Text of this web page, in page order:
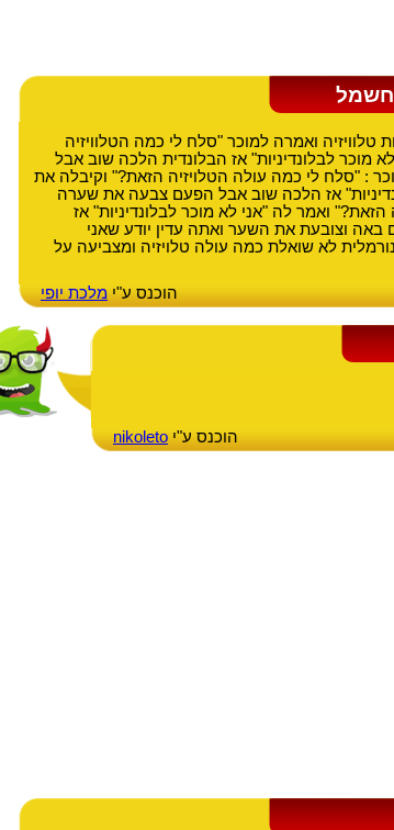
חשמל
טלוויזיה ואמרה למוכר "סלח לי כמה הטלוויזיה
מוכר לבלונדיניות" אז הבלונדית הלכה שוב אבל
: "סלח לי כמה עולה הטלויזיה הזאת?" וקיבלה את
אז הלכה שוב אבל הפעם צבעה את שערה
ואמר לה "אני לא מוכר לבלונדיניות" אז
באה וצובעת את השער ואתה עדין יודע שאני
לא שואלת כמה עולה טלויזיה ומצביעה על
הוכנס ע"י מלכת יופי
הוכנס ע"י nikoleto